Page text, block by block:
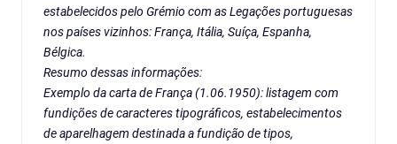
estabelecidos pelo Grémio com as Legações portuguesas
nos países vizinhos: França, Itália, Suíça, Espanha,
Bélgica.
Resumo dessas informações:
Exemplo da carta de França (1.06.1950): listagem com
fundições de caracteres tipográficos, estabelecimentos
de aparelhagem destinada a fundição de tipos,